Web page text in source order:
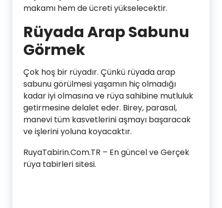
makamı hem de ücreti yükselecektir.
Rüyada Arap Sabunu
Görmek
Çok hoş bir rüyadır. Çünkü rüyada arap
sabunu görülmesi yaşamın hiç olmadığı
kadar iyi olmasına ve rüya sahibine mutluluk
getirmesine delalet eder. Birey, parasal,
manevi tüm kasvetlerini aşmayı başaracak
ve işlerini yoluna koyacaktır.
RuyaTabirin.Com.TR – En güncel ve Gerçek
rüya tabirleri sitesi.